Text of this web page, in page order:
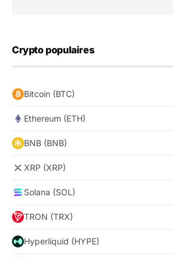
Crypto populaires
Bitcoin (BTC)
Ethereum (ETH)
BNB (BNB)
XRP (XRP)
Solana (SOL)
TRON (TRX)
Hyperliquid (HYPE)